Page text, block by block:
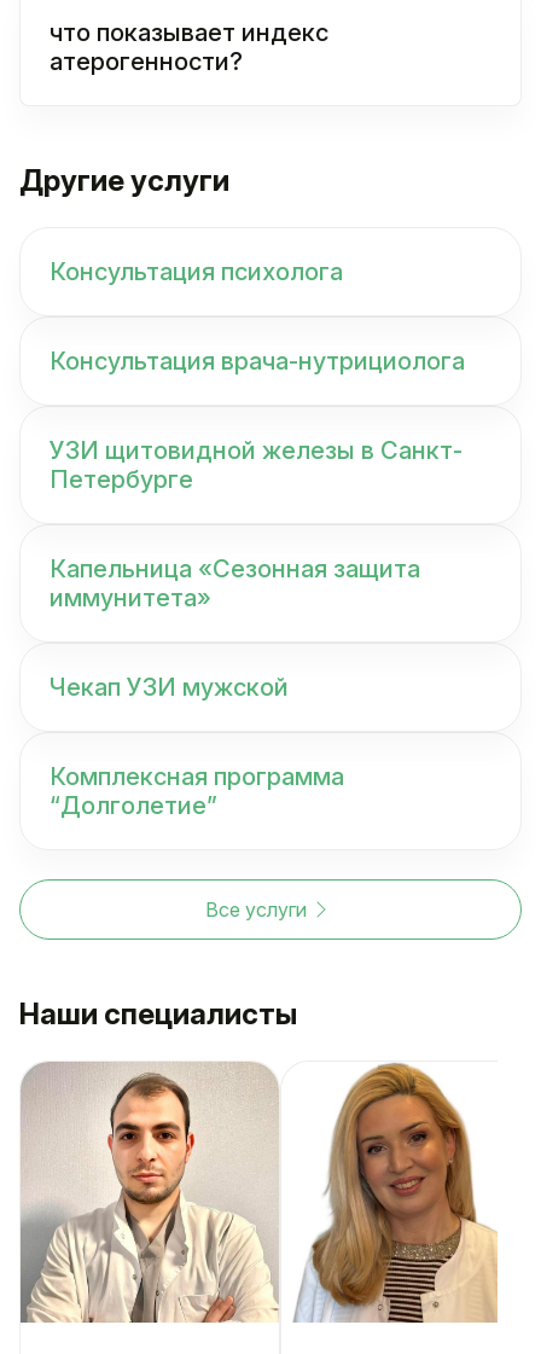
что показывает индекс
атерогенности?
Другие услуги
Консультация психолога
Консультация врача-нутрициолога
УЗИ щитовидной железы в Санкт-
Петербурге
Капельница «Сезонная защита
иммунитета»
Чекап УЗИ мужской
Комплексная программа
“Долголетие”
Все услуги
Наши специалисты